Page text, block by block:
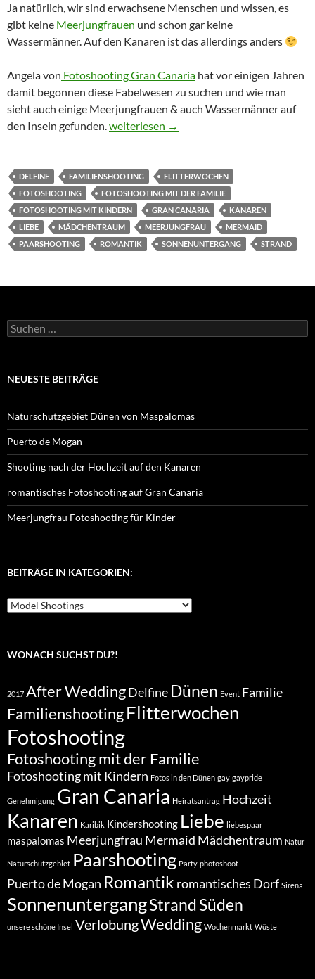
Ja natürlich, wir sind erwachsene Menschen und wissen, es
gibt keine Meerjungfrauen und schon gar keine
Wassermänner. Auf den Kanaren ist das allerdings anders
Angela von Fotoshooting Gran Canaria hat vor einigen Jahren
damit begonnen diese Fabelwesen zu suchen und wie man
sieht auch einige Meerjungfrauen & auch Wassermänner auf
den Inseln gefunden.Meerjungfrau – Wassermann –
weiterlesen →
DELFINE FAMILIENSHOOTING
FLITTERWOCHEN
FOTOSHOOTING
FOTOSHOOTING MIT DER FAMILIE
FOTOSHOOTING MIT KINDERN
GRAN CANARIA
KANAREN
LIEBE
MÄDCHENTRAUM MEERJUNGFRAU
MERMAID
PAARSHOOTING
ROMANTIK SONNENUNTERGANG STRAND
Suchen
nach:
NEUESTE BEITRÄGE
Naturschutzgebiet Dünen von Maspalomas
Puerto de Mogan
Shooting nach der Hochzeit auf den Kanaren
romantisches Fotoshooting auf Gran Canaria
Meerjungfrau Fotoshooting für Kinder
BEITRÄGE IN KATEGORIEN:
Beiträge
in
WONACH SUCHST DU?!
2017 After WeddingDelfine Dünen Event Familie
FamilienshootingFlitterwochen
Fotoshooting
Fotoshooting mit der Familie
Fotoshooting mit Kindern Fotos in den Dünen gay gaypride
Genehmigung Gran Canaria Heiratsantrag Hochzeit
Kanaren Karibik Kindershooting Liebe liebespaar
maspalomas Meerjungfrau Mermaid Mädchentraum Natur
Naturschutzgebiet Paarshooting Party photoshoot
Puerto de Mogan Romantik romantisches Dorf Sirena
SonnenuntergangStrandSüden
unsere schöne Insel VerlobungWedding Wochenmarkt Wüste